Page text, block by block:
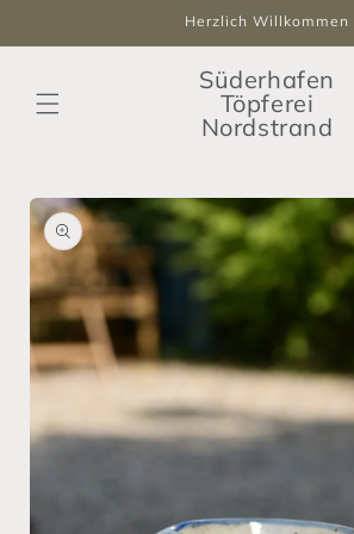
Inhalt
Herzlich Willkommen
Süderhafen
Töpferei
Nordstrand